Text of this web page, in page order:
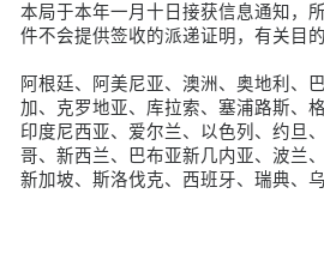
本局于本年一月十日接获信息通知，
件不会提供签收的派递证明，有关目的
阿根廷、阿美尼亚、澳洲、奥地利、
加、克罗地亚、库拉索、塞浦路斯、
印度尼西亚、爱尔兰、以色列、约旦
哥、新西兰、巴布亚新几内亚、波兰
新加坡、斯洛伐克、西班牙、瑞典、